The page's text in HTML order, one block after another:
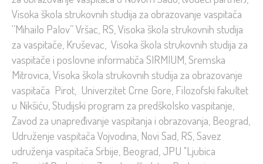
Visoka škola strukovnih studija za obrazovanje vaspitača
‘’Mihailo Palov’’ Vršac, RS, Visoka škola strukovnih studija
za vaspitače, Kruševac, Visoka škola strukovnih studija za
vaspitače i poslovne informatiča SIRMIUM, Sremska
Mitrovica, Visoka škola strukovnih studija za obrazovanje
vaspitača Pirot, Univerzitet Crne Gore, Filozofski fakultet
u Nikšiću, Studijski program za predškolsko vaspitanje,
Zavod za unapređivanje vaspitanja i obrazovanja, Beograd,
Udruženje vaspitača Vojvodina, Novi Sad, RS, Savez
udruženja vaspitača Srbije, Beograd, JPU "Ljubica